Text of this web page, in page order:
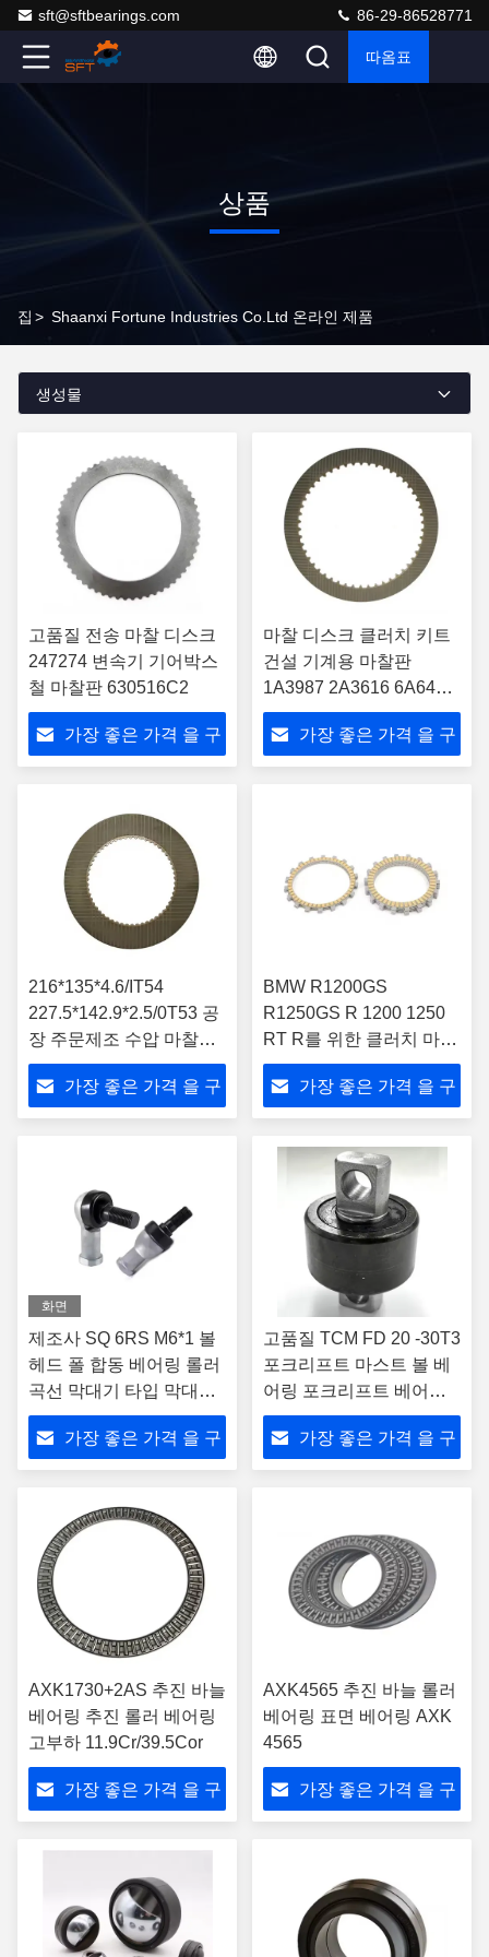
sft@sftbearings.com 86-29-86528771
따옴표
상품
집 > Shaanxi Fortune Industries Co.ltd 온라인 제품
생성물
고품질 전송 마찰 디스크
247274 변속기 기어박스
철 마찰판 630516C2
가장 좋은 가격 을 구
마찰 디스크 클러치 키트
건설 기계용 마찰판
1A3987 2A3616 6A6486
1B9746 2B3788
가장 좋은 가격 을 구
216*135*4.6/IT54
227.5*142.9*2.5/0T53 공
장 주문제조 수압 마찰판
디스크 및 철판 / 분리판
가장 좋은 가격 을 구
BMW R1200GS
R1250GS R 1200 1250
RT R를 위한 클러치 마찰
판 키트
가장 좋은 가격 을 구
화면
제조사 SQ 6RS M6*1 볼
헤드 폴 합동 베어링 롤러
곡선 막대기 타입 막대기
끝 베어링 SQ6 RS BL
가장 좋은 가격 을 구
고품질 TCM FD 20 -30T3
포크리프트 마스트 볼 베
어링 포크리프트 베어링
80X60X30mm
가장 좋은 가격 을 구
AXK1730+2AS 추진 바늘
베어링 추진 롤러 베어링
고부하 11.9Cr/39.5Cor
가장 좋은 가격 을 구
AXK4565 추진 바늘 롤러
베어링 표면 베어링 AXK
4565
가장 좋은 가격 을 구